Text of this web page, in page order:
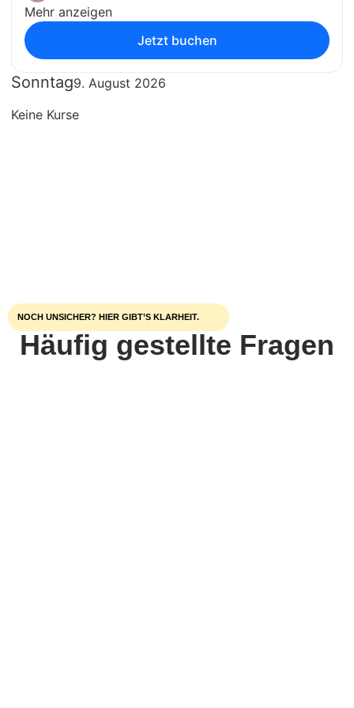
Mehr anzeigen
Jetzt buchen
Sonntag9. August 2026
Keine Kurse
NOCH UNSICHER? HIER GIBT’S KLARHEIT.
Häufig gestellte Fragen